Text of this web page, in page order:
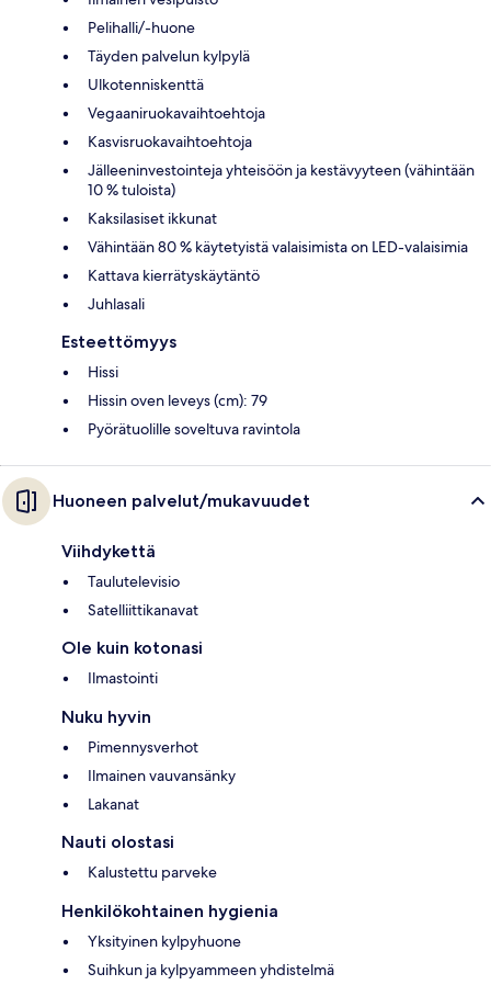
Pelihalli/-huone
Täyden palvelun kylpylä
Ulkotenniskenttä
Vegaaniruokavaihtoehtoja
Kasvisruokavaihtoehtoja
Jälleeninvestointeja yhteisöön ja kestävyyteen (vähintään
10 % tuloista)
Kaksilasiset ikkunat
Vähintään 80 % käytetyistä valaisimista on LED-valaisimia
Kattava kierrätyskäytäntö
Juhlasali
Esteettömyys
Hissi
Hissin oven leveys (cm): 79
Pyörätuolille soveltuva ravintola
Huoneen palvelut/mukavuudet
Viihdykettä
Taulutelevisio
Satelliittikanavat
Ole kuin kotonasi
Ilmastointi
Nuku hyvin
Pimennysverhot
Ilmainen vauvansänky
Lakanat
Nauti olostasi
Kalustettu parveke
Henkilökohtainen hygienia
Yksityinen kylpyhuone
Suihkun ja kylpyammeen yhdistelmä